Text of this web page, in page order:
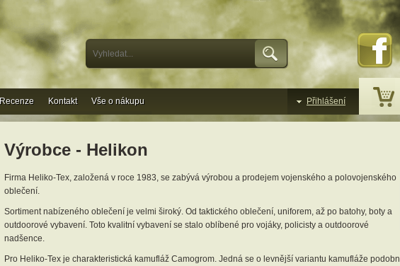
Výrobce - Helikon
Firma Heliko-Tex, založená v roce 1983, se zabývá výrobou a prodejem vojenského a polovojenského
oblečení.
Sortiment nabízeného oblečení je velmi široký. Od taktického oblečení, uniforem, až po batohy, boty a
outdoorové vybavení. Toto kvalitní vybavení se stalo oblíbené pro vojáky, policisty a outdoorové
nadšence.
Pro Heliko-Tex je charakteristická kamufláž Camogrom. Jedná se o levnější variantu kamufláže
Recenze Kontakt Vše o nákupu Přihlášení